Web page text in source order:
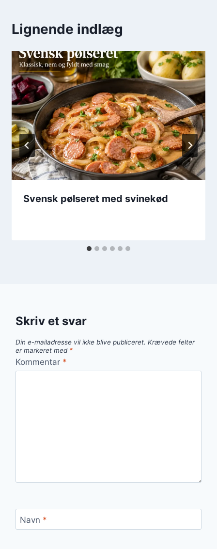
Lignende indlæg
Svensk pølseret med svinekød
Skriv et svar
Din e-mailadresse vil ikke blive publiceret. Krævede felter
er markeret med *
Kommentar *
Navn *